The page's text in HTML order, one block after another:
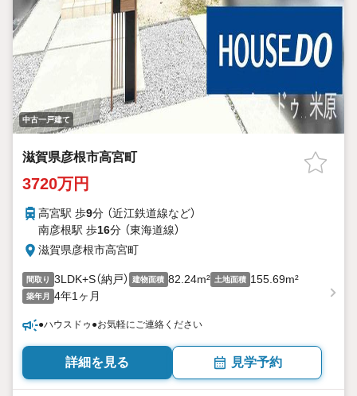
中古一戸建て
滋賀県彦根市高宮町
3720万円
高宮駅 歩9分 （近江鉄道線など）
南彦根駅 歩16分 （東海道線）
滋賀県彦根市高宮町
間取り 3LDK+S（納戸） 建物面積 82.24m² 土地面積 155.69m²
築年月 4年1ヶ月
●ハウスドゥ●お気軽にご連絡ください
詳細を見る 見学予約